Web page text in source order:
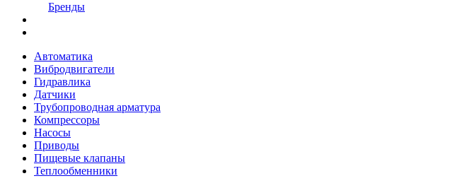
Бренды
Автоматика
Вибродвигатели
Гидравлика
Датчики
Трубопроводная арматура
Компрессоры
Насосы
Приводы
Пищевые клапаны
Теплообменники